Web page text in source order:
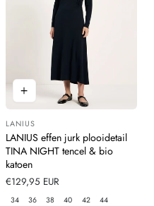
Leverancier:
LANIUS
LANIUS effen jurk plooidetail
TINA NIGHT tencel & bio
katoen
Normale
prijs
€129,95 EUR
34 36 38 40 42 44